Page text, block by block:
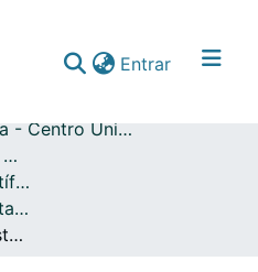
Entrar(current)
ULusófona - Centro Universitário de Lisboa
FCSEA - Faculdade de Ciências Sociais, Educação e Administração
FCSEA - Revistas Científicas
AD AETERNUM : Revista de Teologia
AD AETERNUM – Revista de Teologia Vol. 1 N.º 5 (2023)